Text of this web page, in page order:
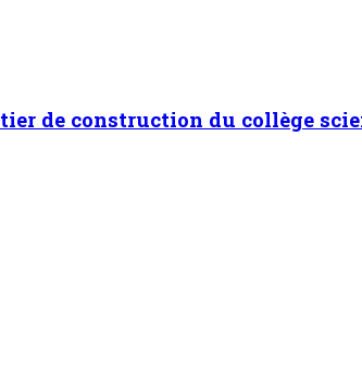
de construction du collège